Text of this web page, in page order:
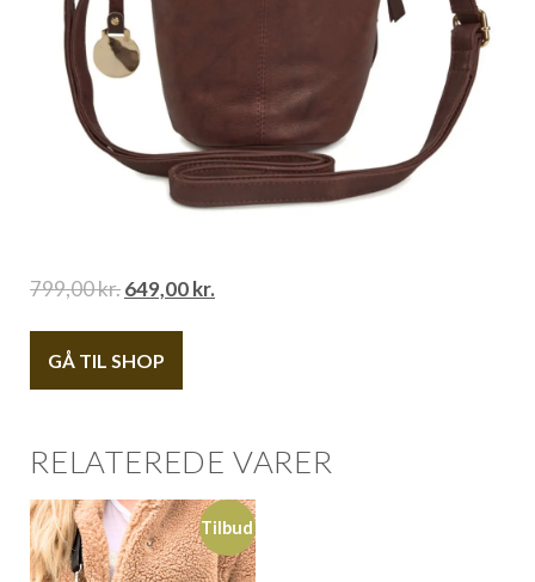
799,00kr.649,00kr.
GÅ TIL SHOP
RELATEREDE VARER
Tilbud